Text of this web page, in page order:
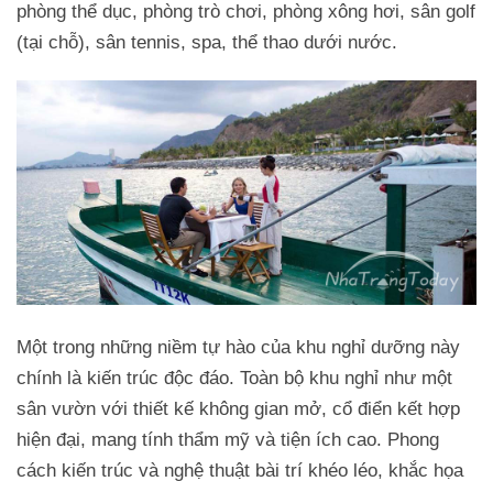
phòng thể dục, phòng trò chơi, phòng xông hơi, sân golf
(tại chỗ), sân tennis, spa, thể thao dưới nước.
Một trong những niềm tự hào của khu nghỉ dưỡng này
chính là kiến trúc độc đáo. Toàn bộ khu nghỉ như một
sân vườn với thiết kế không gian mở, cổ điển kết hợp
hiện đại, mang tính thẩm mỹ và tiện ích cao. Phong
cách kiến trúc và nghệ thuật bài trí khéo léo, khắc họa